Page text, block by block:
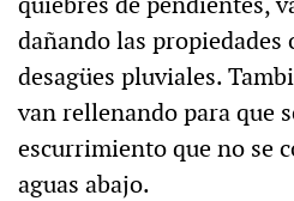
dañando las propiedades
desagües pluviales.
van rellenando para que
escurrimiento que no se
aguas abajo.